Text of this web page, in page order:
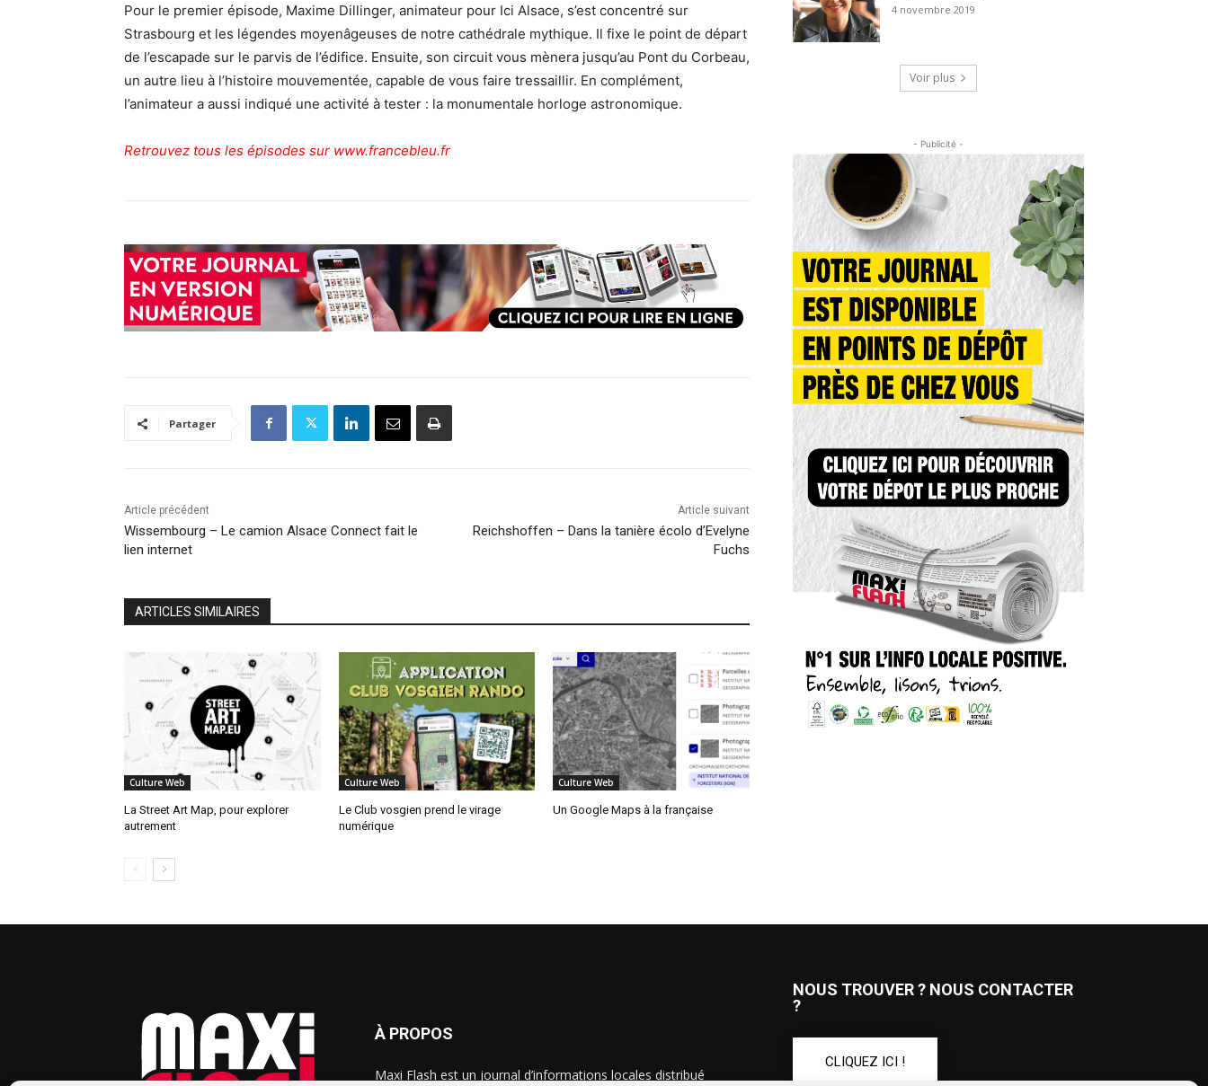
Pour le premier épisode, Maxime Dillinger, animateur pour Ici Alsace, s’est concentré sur
Strasbourg et les légendes moyenâgeuses de notre cathédrale mythique. Il fixe le point de départ
de l’escapade sur le parvis de l’édifice. Ensuite, son circuit vous mènera jusqu’au Pont du Corbeau,
un autre lieu à l’histoire mouvementée, capable de vous faire tressaillir. En complément,
l’animateur a aussi indiqué une activité à tester : la monumentale horloge astronomique.
Retrouvez tous les épisodes sur www.francebleu.fr
Partager
Article précédent
Wissembourg – Le camion Alsace Connect fait le
lien internet
Article suivant
Reichshoffen – Dans la tanière écolo d’Evelyne
Fuchs
ARTICLES SIMILAIRES
Culture Web
La Street Art Map, pour explorer
autrement
Culture Web
Le Club vosgien prend le virage
numérique
Culture Web
Un Google Maps à la française
4 novembre 2019
Voir plus
- Publicité -
À PROPOS
Maxi Flash est un journal d’informations locales distribué
NOUS TROUVER ? NOUS CONTACTER
?
CLIQUEZ ICI !